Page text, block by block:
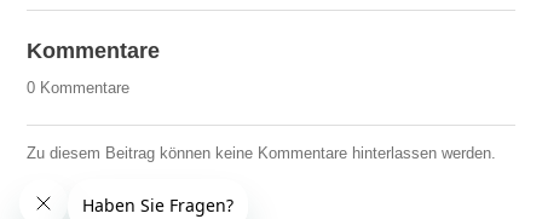
Kommentare
0 Kommentare
Zu diesem Beitrag können keine Kommentare hinterlassen werden.